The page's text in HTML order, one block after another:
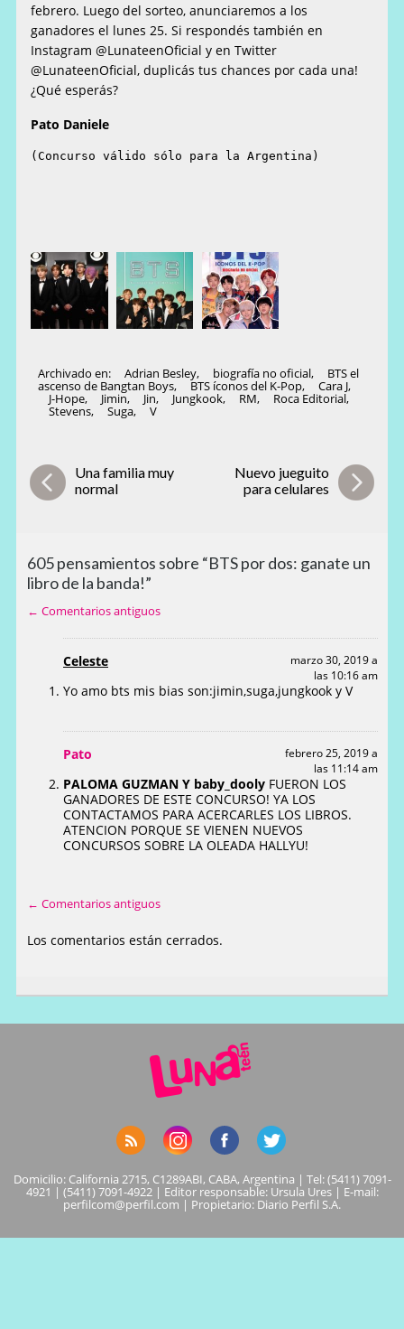
febrero. Luego del sorteo, anunciaremos a los
ganadores el lunes 25. Si respondés también en
Instagram @LunateenOficial y en Twitter
@LunateenOficial, duplicás tus chances por cada una!
¿Qué esperás?
Pato Daniele
(Concurso válido sólo para la Argentina)
Archivado en: Adrian Besley, biografía no oficial, BTS el
ascenso de Bangtan Boys, BTS íconos del K-Pop, Cara J,
J-Hope, Jimin, Jin, Jungkook, RM, Roca Editorial,
Stevens, Suga, V
Una familia muy
normal
Nuevo jueguito
para celulares
605 pensamientos sobre “BTS por dos: ganate un
libro de la banda!”
← Comentarios antiguos
Celeste
marzo 30, 2019 a
las 10:16 am
Yo amo bts mis bias son:jimin,suga,jungkook y V
Pato
febrero 25, 2019 a
las 11:14 am
PALOMA GUZMAN Y baby_dooly FUERON LOS
GANADORES DE ESTE CONCURSO! YA LOS
CONTACTAMOS PARA ACERCARLES LOS LIBROS.
ATENCION PORQUE SE VIENEN NUEVOS
CONCURSOS SOBRE LA OLEADA HALLYU!
← Comentarios antiguos
Los comentarios están cerrados.
Domicilio: California 2715, C1289ABI, CABA, Argentina | Tel: (5411) 7091-
4921 | (5411) 7091-4922 | Editor responsable: Ursula Ures | E-mail:
perfilcom@perfil.com | Propietario: Diario Perfil S.A.